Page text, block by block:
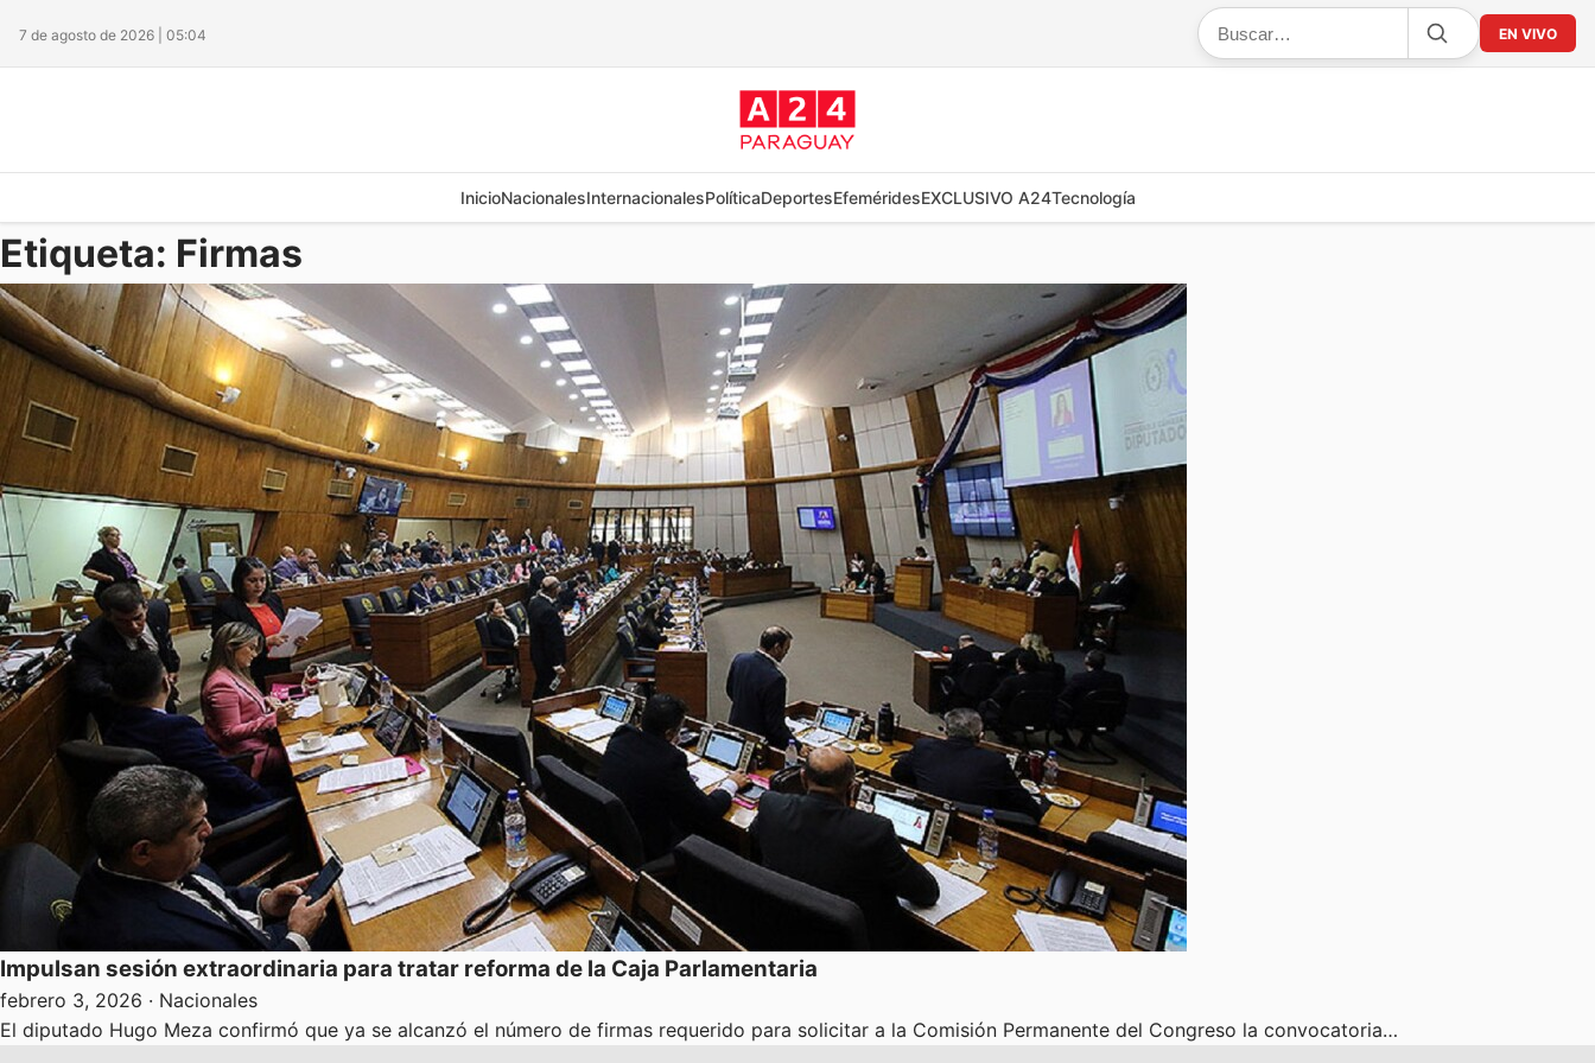
7 de agosto de 2026 | 05:04 EN VIVO
InicioNacionalesInternacionalesPolíticaDeportesEfeméridesEXCLUSIVO A24Tecnología
Etiqueta: Firmas
Impulsan sesión extraordinaria para tratar reforma de la Caja Parlamentaria
febrero 3, 2026 · Nacionales
El diputado Hugo Meza confirmó que ya se alcanzó el número de firmas requerido para solicitar a la Comisión Permanente del Congreso la convocatoria…